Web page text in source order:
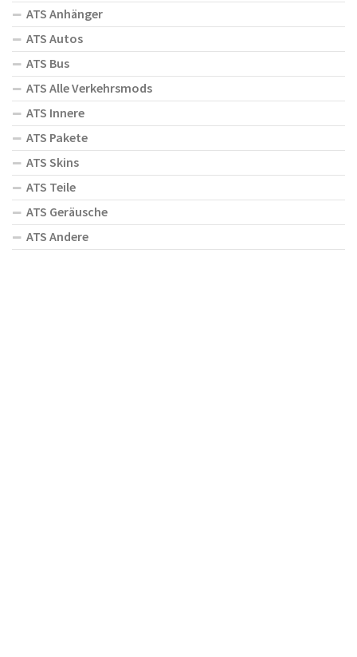
ATS Anhänger
ATS Autos
ATS Bus
ATS Alle Verkehrsmods
ATS Innere
ATS Pakete
ATS Skins
ATS Teile
ATS Geräusche
ATS Andere